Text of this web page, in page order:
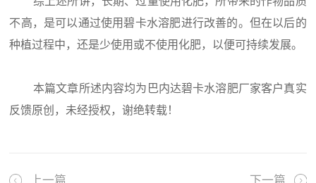
不高，是可以通过使用碧卡水溶肥进行改善的。但在以后的
种植过程中，还是少使用或不使用化肥，以便可持续发展。
本篇文章所述内容均为巴内达碧卡水溶肥厂家客户真实
反馈原创，未经授权，谢绝转载！
上一篇 下一篇